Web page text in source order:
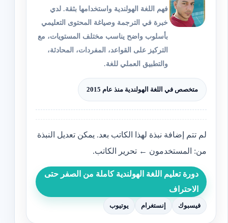
فهم اللغة الهولندية واستخدامها بثقة. لدي
خبرة في الترجمة وصياغة المحتوى التعليمي
بأسلوب واضح يناسب مختلف المستويات، مع
التركيز على القواعد، المفردات، المحادثة،
والتطبيق العملي للغة.
متخصص في اللغة الهولندية منذ عام 2015
لم تتم إضافة نبذة لهذا الكاتب بعد. يمكن تعديل النبذة
من: المستخدمون ← تحرير الكاتب.
دورة تعليم اللغة الهولندية كاملة من الصفر حتى
الاحتراف
فيسبوك إنستغرام يوتيوب